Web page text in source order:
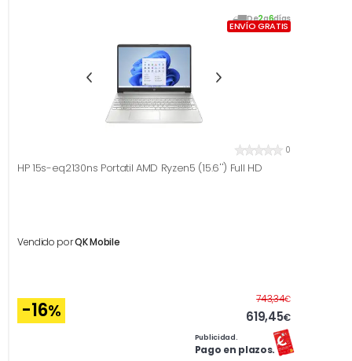
De2a6días
ENVÍO GRATIS
0
HP 15s-eq2130ns Portatil AMD Ryzen5 (15.6'') Full HD
Vendido porQK Mobile
-16%
743,34€Antes
619,45€
Publicidad.
Pago en plazos.